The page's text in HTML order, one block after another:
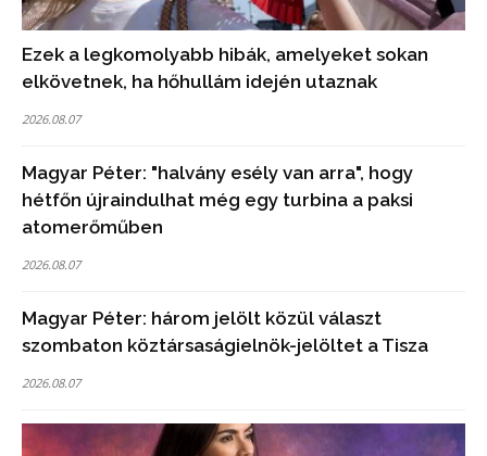
Ezek a legkomolyabb hibák, amelyeket sokan
elkövetnek, ha hőhullám idején utaznak
2026.08.07
Magyar Péter: "halvány esély van arra", hogy
hétfőn újraindulhat még egy turbina a paksi
atomerőműben
2026.08.07
Magyar Péter: három jelölt közül választ
szombaton köztársaságielnök-jelöltet a Tisza
2026.08.07